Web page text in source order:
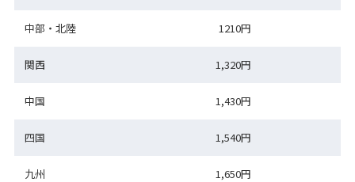
中部・北陸 1210円
関西 1,320円
中国 1,430円
四国 1,540円
九州 1,650円